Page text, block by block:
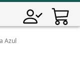
Azul